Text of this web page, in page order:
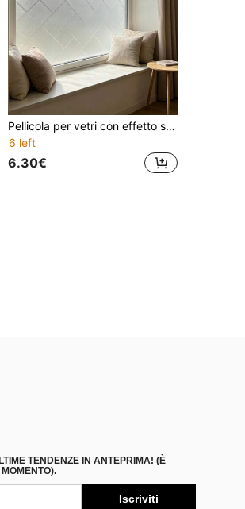
Pellicola per vetri con effetto spina di pesce e linee geometriche, adesiva statica e opaca, riutilizzabile senza colla, filtro luce, facile installazione fai-da-te, copertura per finestre di bagno, camera da letto, balcone e porta
6 left
6.30€
TENDENZE IN ANTEPRIMA! (È
Iscriviti